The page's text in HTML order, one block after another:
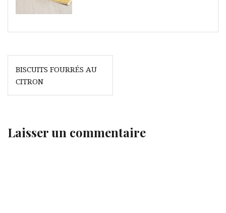
Navigation
de
l’article
BISCUITS FOURRÉS AU
CITRON
Laisser un commentaire